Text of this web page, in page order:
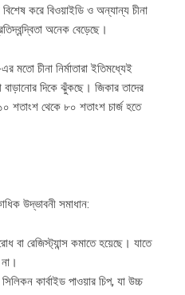
করে বিওয়াইডি ও অন্যান্য চীনা
অনেক বেড়েছে।
মতো চীনা নির্মাতারা ইতিমধ্যেই
দিকে ঝুঁকছে। জিকার তাদের
শতাংশ থেকে ৮০ শতাংশ চার্জ হতে
উদ্ভাবনী সমাধান:
বা রেজিস্ট্যান্স কমাতে হয়েছে। যাতে
কার্বাইড পাওয়ার চিপ, যা উচ্চ